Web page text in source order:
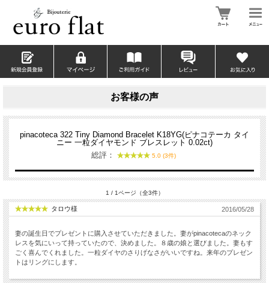
お客様の声
pinacoteca 322 Tiny Diamond Bracelet K18YG(ピナコテーカ タイ
ニー 一粒ダイヤモンド ブレスレット 0.02ct)
総評：
5.0 (3件)
1 / 1ページ（全3件）
タロウ様 2016/05/28
妻の誕生日でプレゼントに購入させていただきました。妻がpinacotecaのネック
レスを気にいって持っていたので、決めました。８歳の娘と選びました。妻もす
ごく喜んでくれました。一粒ダイヤのさりげなさがいいですね。来年のプレゼン
トはリングにします。